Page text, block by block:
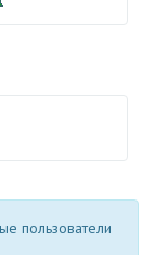
пользователи